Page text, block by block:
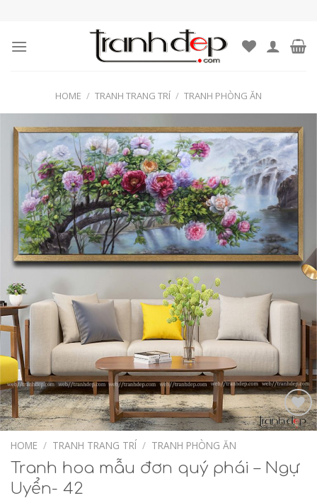
content
HOME / TRANH TRANG TRÍ / TRANH PHÒNG ĂN
Add to
HOME / TRANH TRANG TRÍ / TRANH PHÒNG ĂN
Tranh hoa mẫu đơn quý phái – Ngự
Uyển- 42